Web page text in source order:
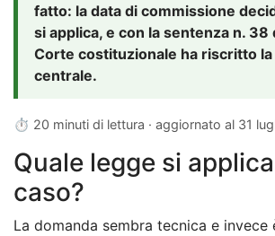
fatto: la data di commissione
si applica, e con la sentenza n. 38
Corte costituzionale ha riscritto la
centrale.
⏱ 20 minuti di lettura · aggiornato al 31
Quale legge si
caso?
La domanda sembra tecnica e invece